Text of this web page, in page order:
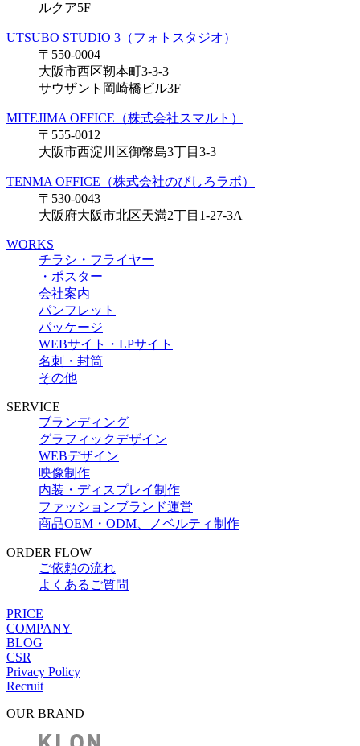
ルクア5F
UTSUBO STUDIO 3（フォトスタジオ）
〒550-0004
大阪市西区靭本町3-3-3
サウザント岡崎橋ビル3F
MITEJIMA OFFICE（株式会社スマルト）
〒555-0012
大阪市西淀川区御幣島3丁目3-3
TENMA OFFICE（株式会社のびしろラボ）
〒530-0043
大阪府大阪市北区天満2丁目1-27-3A
WORKS
チラシ・フライヤー
・ポスター
会社案内
パンフレット
パッケージ
WEBサイト・LPサイト
名刺・封筒
その他
SERVICE
ブランディング
グラフィックデザイン
WEBデザイン
映像制作
内装・ディスプレイ制作
ファッションブランド運営
商品OEM・ODM、ノベルティ制作
ORDER FLOW
ご依頼の流れ
よくあるご質問
PRICE
COMPANY
BLOG
CSR
Privacy Policy
Recruit
OUR BRAND